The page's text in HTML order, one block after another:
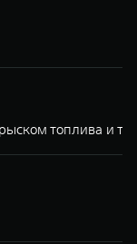
топлива и